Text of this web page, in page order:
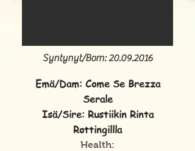
Syntynyt/Born:20.09.2016
Emä/Dam: Come Se Brezza
Serale
Isä/Sire: Rustiikin Rinta
Rottingillla
Health: